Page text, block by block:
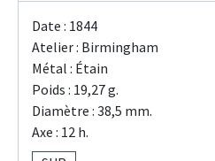
Date : 1844
Atelier : Birmingham
Métal : Étain
Poids : 19,27 g.
Diamètre : 38,5 mm.
Axe : 12 h.